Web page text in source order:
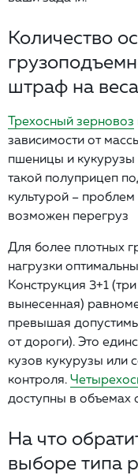
Количество
штраф на
Трехосный зерновоз
зависимости от
пшеницы и кукурузы
такой полуприцеп
культурой –
возможен перегруз
Для более плотных
нагрузки
Конструкция 3+1
вынесенная)
превышая
от дороги). Это
кузов кукурузы или
контроля.
доступны в объемах
На что
выборе типа